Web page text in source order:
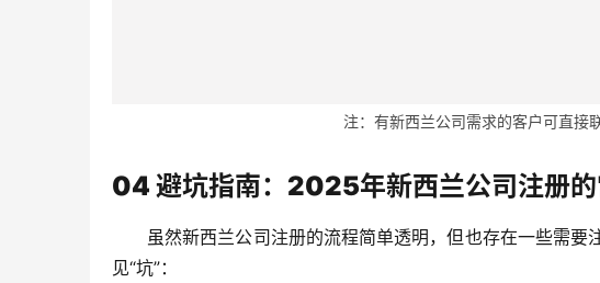
注：有新西兰公司需求的客户可直
04 避坑指南：2025年新西兰公司注册
虽然新西兰公司注册的流程简单透明，但也存在一些需
见“坑”：